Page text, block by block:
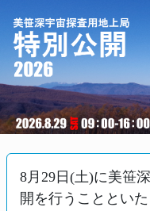
8月29日(土)に美笹
開を行うこととい